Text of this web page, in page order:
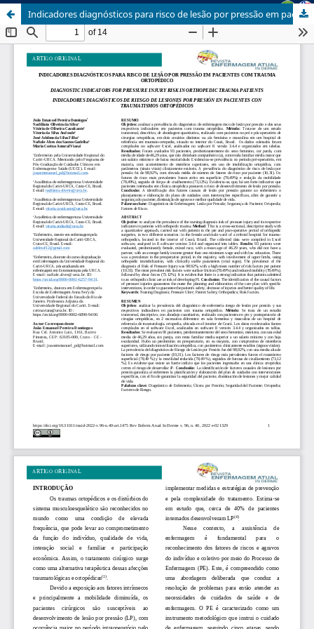
Indicadores diagnósticos para risco de lesão por pressão em pacientes com trauma ortopédico